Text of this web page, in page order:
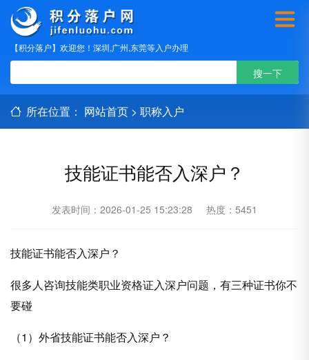
【积分落户】欢迎您！深圳,广州,东莞等入户办理
所在位置： 网站首页 > 职称入户
技能证书能否入深户？
发表时间：2026-01-25 15:23:28 热度：5451
技能证书能否入深户？
很多人咨询技能类职业资格证入深户问题，有三种证书你不
要碰
（1）外省技能证书能否入深户？